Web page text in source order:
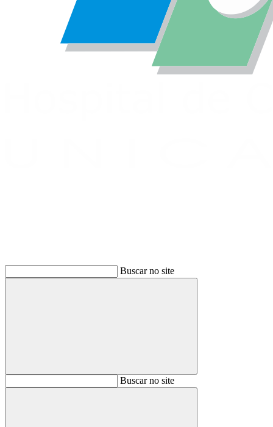
Buscar no site
BuscarBuscar no site